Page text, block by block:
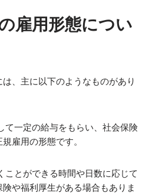
雇用形態につい
、主に以下のようなものがあり
て一定の給与をもらい、社会保険
雇用の形態です。
ことができる時間や日数に応じて
や福利厚生がある場合もありま